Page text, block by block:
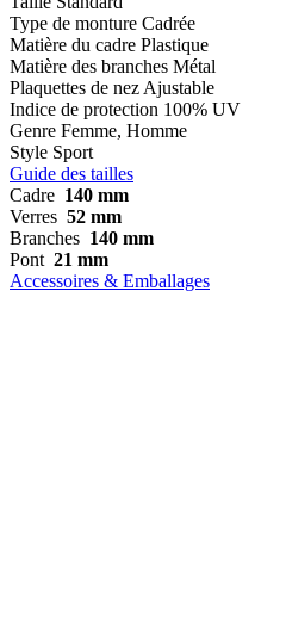
Type de monture Cadrée
Matière du cadre Plastique
Matière des branches Métal
Plaquettes de nez Ajustable
Indice de protection 100% UV
Genre Femme, Homme
Style Sport
Guide des tailles
Cadre 140 mm
Verres 52 mm
Branches 140 mm
Pont 21 mm
Accessoires & Emballages